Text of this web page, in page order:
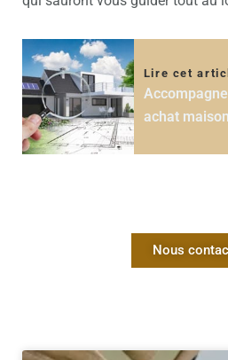
Lire cet
achat maison
Nous